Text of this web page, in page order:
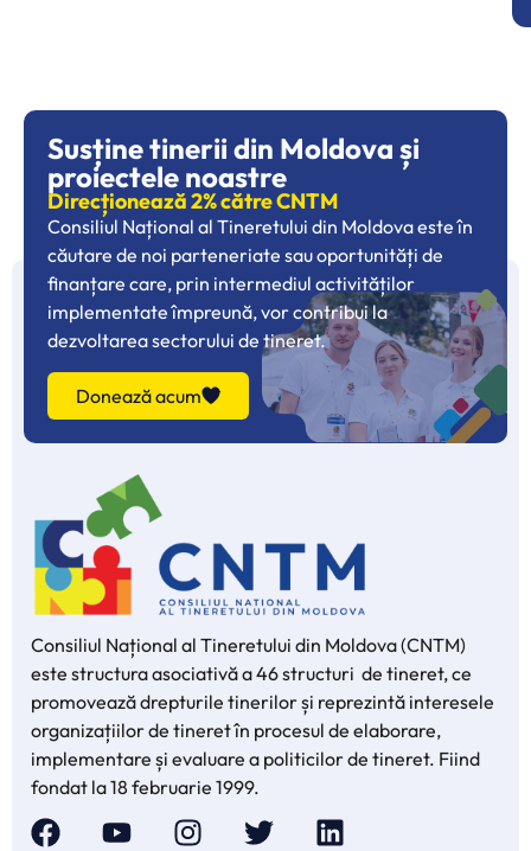
Susține tinerii din Moldova și
proiectele noastre
Direcționează 2% către CNTM
Consiliul Național al Tineretului din Moldova este în
căutare de noi parteneriate sau oportunități de
finanțare care, prin intermediul activităților
implementate împreună, vor contribui la
dezvoltarea sectorului de tineret.
Donează acum
Consiliul Național al Tineretului din Moldova (CNTM)
este structura asociativă a 46 structuri de tineret, ce
promovează drepturile tinerilor și reprezintă interesele
organizațiilor de tineret în procesul de elaborare,
implementare și evaluare a politicilor de tineret. Fiind
fondat la 18 februarie 1999.